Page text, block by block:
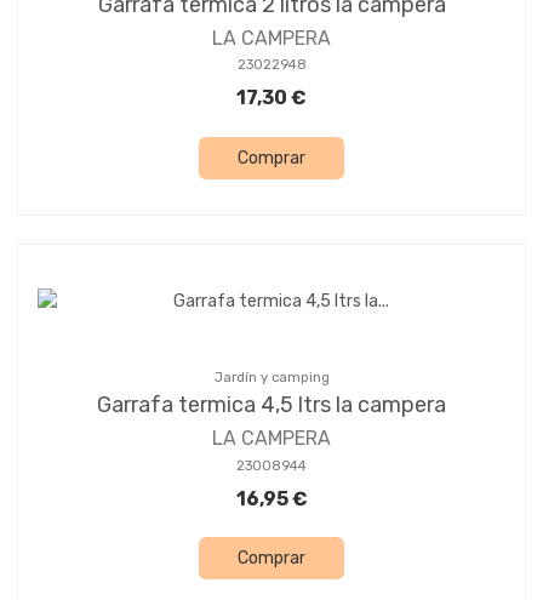
LA CAMPERA
23022948
17,30 €
Comprar
Jardín y camping
Garrafa termica 4,5 ltrs la campera
LA CAMPERA
23008944
16,95 €
Comprar